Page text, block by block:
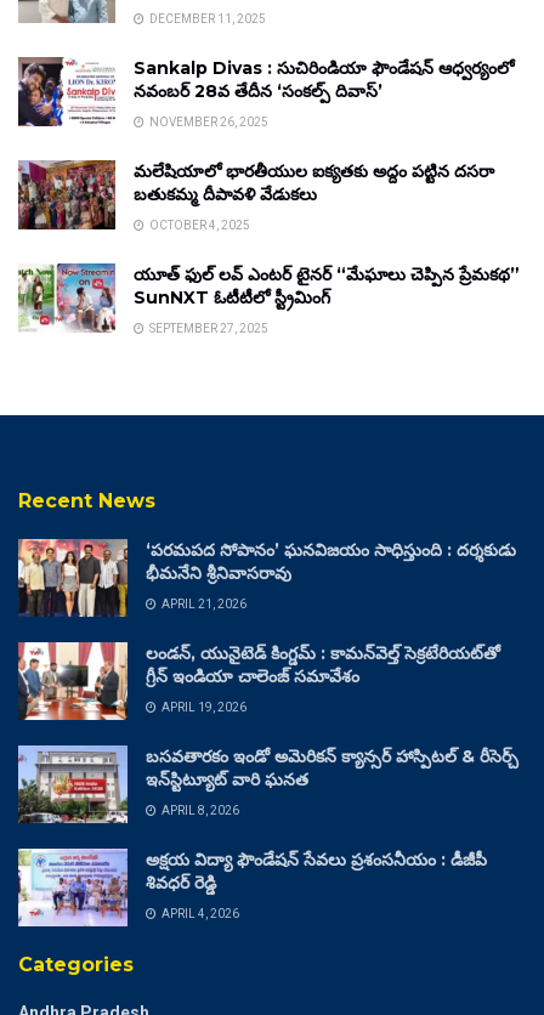
DECEMBER 11, 2025
Sankalp Divas : సుచిరిండియా ఫౌండేషన్ ఆధ్వర్యంలో
నవంబర్ 28వ తేదీన ‘సంకల్ప్ దివాస్’
NOVEMBER 26, 2025
మలేషియాలో భారతీయుల ఐక్యతకు అద్దం పట్టిన దసరా
బతుకమ్మ దీపావళి వేడుకలు
OCTOBER 4, 2025
యూత్ ఫుల్ లవ్ ఎంటర్ టైనర్ “మేఘాలు చెప్పిన ప్రేమకథ”
SunNXT ఓటీటీలో స్ట్రీమింగ్
SEPTEMBER 27, 2025
Recent News
‘పరమపద సోపానం’ ఘనవిజయం సాధిస్తుంది : దర్శకుడు
భీమనేని శ్రీనివాసరావు
APRIL 21, 2026
లండన్, యునైటెడ్ కింగ్డమ్ : కామన్‌వెల్త్ సెక్రటేరియట్‌తో
గ్రీన్ ఇండియా చాలెంజ్ సమావేశం
APRIL 19, 2026
బసవతారకం ఇండో అమెరికన్ క్యాన్సర్ హాస్పిటల్ & రీసెర్చ్
ఇన్‌స్టిట్యూట్ వారి ఘనత
APRIL 8, 2026
అక్షయ విద్యా ఫౌండేషన్ సేవలు ప్రశంసనీయం : డీజీపీ
శివధర్ రెడ్డి
APRIL 4, 2026
Categories